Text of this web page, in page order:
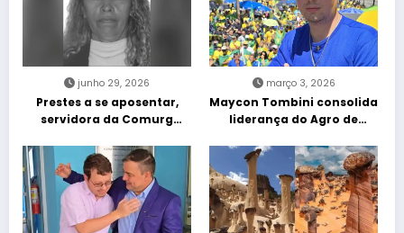
junho 29, 2026
Prestes a se aposentar,
servidora da Comurg
entra em protocolo de
morte encefálica
março 3, 2026
Maycon Tombini consolida
liderança do Agro de
“Acorda Brasil” em Goiânia